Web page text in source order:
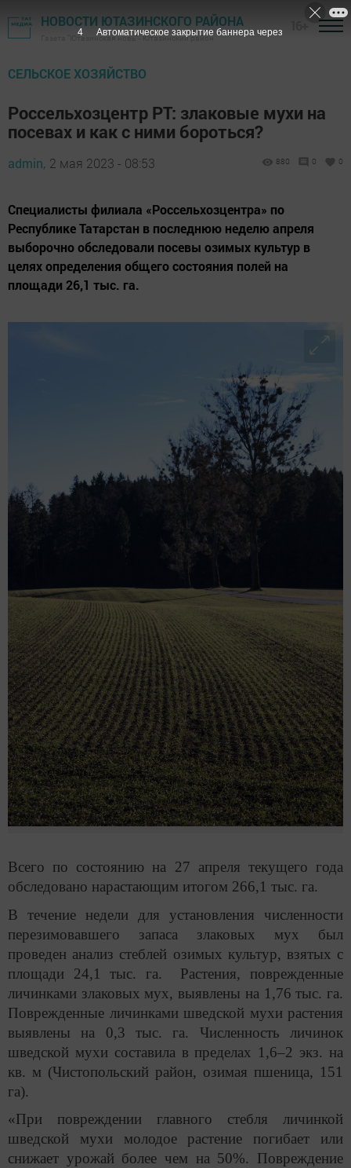
НОВОСТИ ЮТАЗИНСКОГО РАЙОНА
Газета "Ютазинская новь" - Ютазинский район
СЕЛЬСКОЕ ХОЗЯЙСТВО
Россельхозцентр РТ: злаковые мухи на
посевах и как с ними бороться?
admin, 2 мая 2023 - 08:53 880 0 0
Специалисты филиала «Россельхозцентра» по
Республике Татарстан в последнюю неделю апреля
выборочно обследовали посевы озимых культур в
целях определения общего состояния полей на
площади 26,1 тыс. га.
Всего по состоянию на 27 апреля текущего года
обследовано нарастающим итогом 266,1 тыс. га.
В течение недели для установления численности
перезимовавшего запаса злаковых мух был
проведен анализ стеблей озимых культур, взятых с
площади 24,1 тыс. га. Растения, поврежденные
личинками злаковых мух, выявлены на 1,76 тыс. га.
Поврежденные личинками шведской мухи растения
выявлены на 0,3 тыс. га. Численность личинок
шведской мухи составила в пределах 1,6–2 экз. на
кв. м (Чистопольский район, озимая пшеница, 151
га).
«При повреждении главного стебля личинкой
шведской мухи молодое растение погибает или
снижает урожай более чем на 50%. Повреждение
2 Автоматическое закрытие баннера через